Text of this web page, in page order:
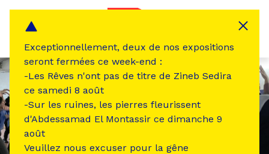
Exceptionnellement, deux de nos expositions
seront fermées ce week-end :
-Les Rêves n'ont pas de titre de Zineb Sedira
ce samedi 8 août
-Sur les ruines, les pierres fleurissent
d'Abdessamad El Montassir ce dimanche 9
août
Veuillez nous excuser pour la gêne
Panneau de gestion des cookies